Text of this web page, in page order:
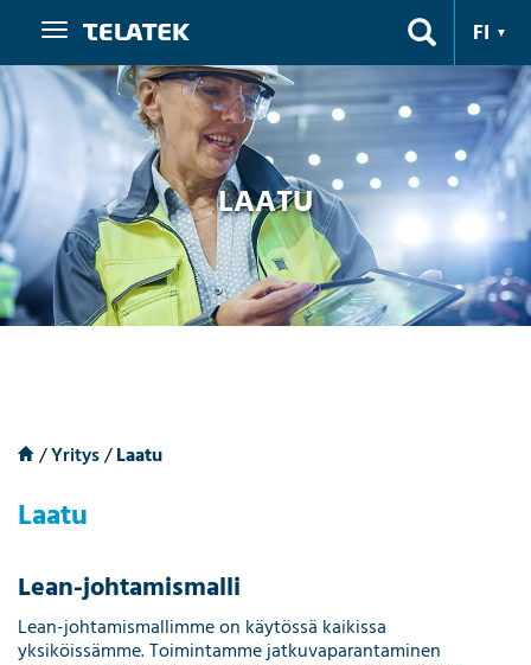
FI
Navigaatio
LAATU
/Yritys/Laatu
Laatu
Lean-johtamismalli
Lean-johtamismallimme on käytössä kaikissa
yksiköissämme. Toimintamme jatkuvaparantaminen